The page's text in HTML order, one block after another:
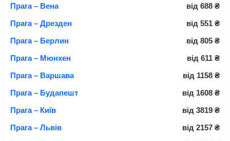
Прага – Вена
від 688 ₴
Прага – Дрезден
від 551 ₴
Прага – Берлин
від 805 ₴
Прага – Мюнхен
від 611 ₴
Прага – Варшава
від 1158 ₴
Прага – Будапешт
від 1608 ₴
Прага – Київ
від 3819 ₴
Прага – Львів
від 2157 ₴